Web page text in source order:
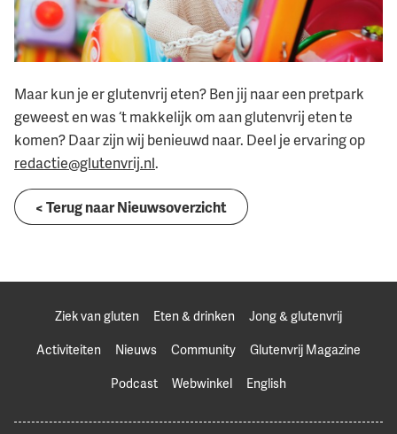
Maar kun je er glutenvrij eten? Ben jij naar een pretpark
geweest en was ‘t makkelijk om aan glutenvrij eten te
komen? Daar zijn wij benieuwd naar. Deel je ervaring op
redactie@glutenvrij.nl.
< Terug naar Nieuwsoverzicht
Ziek van gluten Eten & drinken
Jong & glutenvrij
Activiteiten
Nieuws Community
Glutenvrij Magazine
Podcast
Webwinkel English